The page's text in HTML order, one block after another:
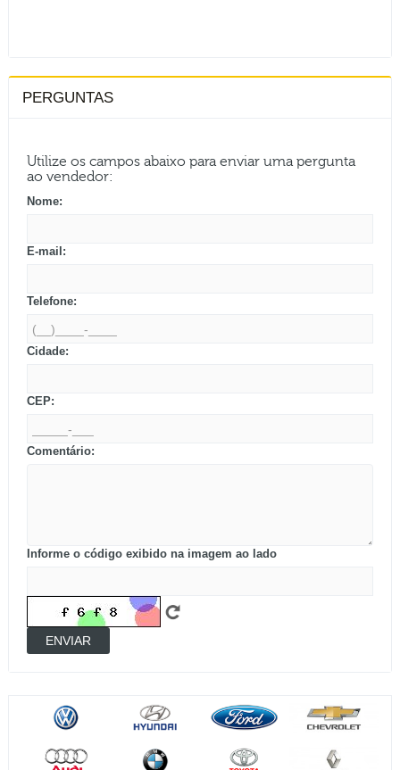
PERGUNTAS
Utilize os campos abaixo para enviar uma pergunta
ao vendedor:
Nome:
E-mail:
Telefone:
Cidade:
CEP:
Comentário:
Informe o código exibido na imagem ao lado
ENVIAR